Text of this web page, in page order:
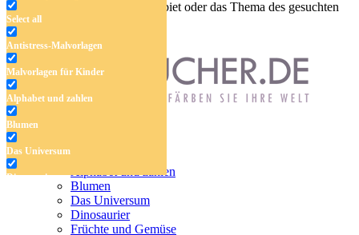
Select all
Antistress-Malvorlagen
Malvorlagen für Kinder
Alphabet und zahlen
Blumen
Das Universum
Dinosaurier
Früchte und Gemüse
Frühling und Ostern
Geben Sie den Namen, das Gebiet oder das Thema des gesuchten
Malbuchs ein.
Malvorlagen für Kinder
Alphabet und zahlen
Blumen
Das Universum
Dinosaurier
Früchte und Gemüse